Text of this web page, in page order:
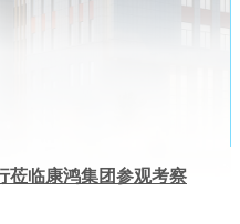
莅临康鸿集团参观考察